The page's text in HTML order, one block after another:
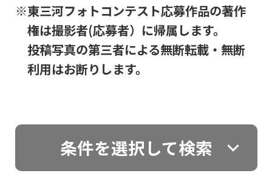
※東三河フォトコンテスト応募作品の著作
権は撮影者(応募者）に帰属します。
投稿写真の第三者による無断転載・無断
利用はお断りします。
条件を選択して検索